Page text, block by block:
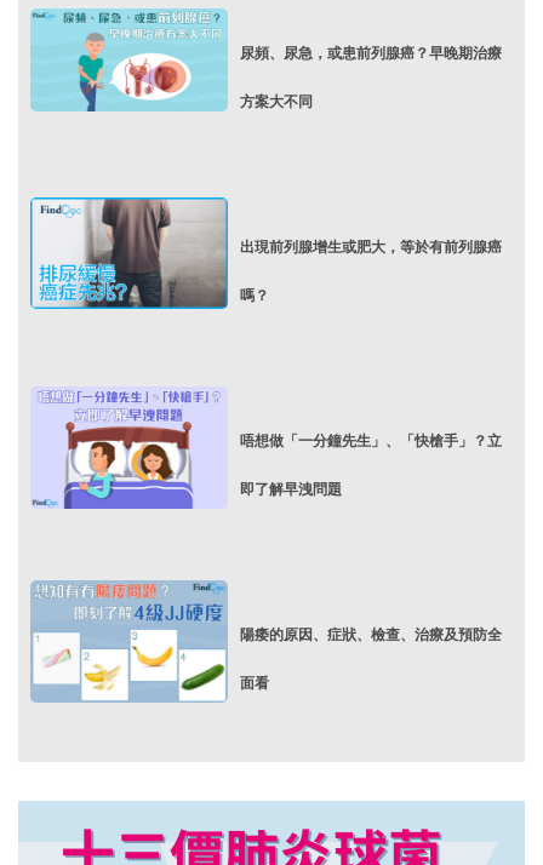
尿頻、尿急，或患前列腺癌？早晚期治療
方案大不同
出現前列腺增生或肥大，等於有前列腺癌
嗎？
唔想做「一分鐘先生」、「快槍手」？立
即了解早洩問題
陽痿的原因、症狀、檢查、治療及預防全
面看